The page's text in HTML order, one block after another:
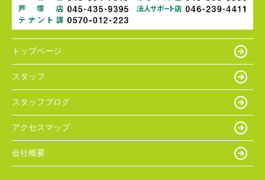
トップページ
スタッフ
スタッフブログ
アクセスマップ
会社概要